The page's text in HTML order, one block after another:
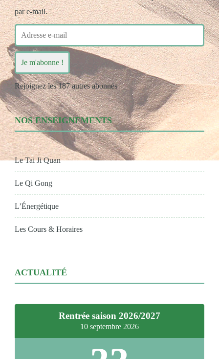
par e-mail.
Adresse
e-
mailJe m'abonne !
Rejoignez les 187 autres abonnés
NOS ENSEIGNEMENTS
Le Tai Ji Quan
Le Qi Gong
L’Énergétique
Les Cours & Horaires
ACTUALITÉ
Rentrée saison 2026/2027
10 septembre 2026